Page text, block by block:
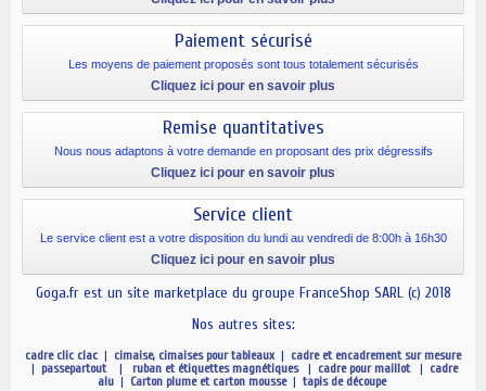
Paiement sécurisé
Les moyens de paiement proposés sont tous totalement sécurisés
Cliquez ici pour en savoir plus
Remise quantitatives
Nous nous adaptons à votre demande en proposant des prix dégressifs
Cliquez ici pour en savoir plus
Service client
Le service client est a votre disposition du lundi au vendredi de 8:00h à 16h30
Cliquez ici pour en savoir plus
Goga.fr est un site marketplace du groupe FranceShop SARL (c) 2018
Nos autres sites:
cadre clic clac | cimaise, cimaises pour tableaux | cadre et encadrement sur mesure
| passepartout | ruban et étiquettes magnétiques | cadre pour maillot | cadre
alu | Carton plume et carton mousse| tapis de découpe